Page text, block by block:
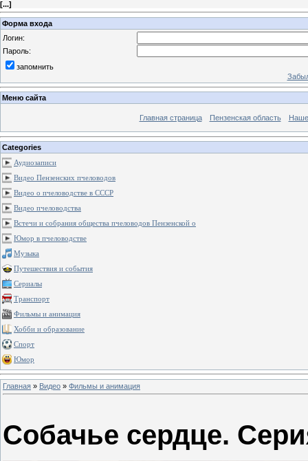
[...]
Форма входа
Логин:
Пароль:
запомнить
Меню сайта
Главная страница Пензенская область
Categories
Аудиозаписи
Видео Пензенских пчеловодов
Видео о пчеловодстве в СССР
Видео пчеловодства
Встечи и собрания общества пчеловодов Пензенской о
Юмор в пчеловодстве
Музыка
Путешествия и события
Сериалы
Транспорт
Фильмы и анимация
Хобби и образование
Спорт
Юмор
Главная » Видео » Фильмы и анимация
Собачье сердце.